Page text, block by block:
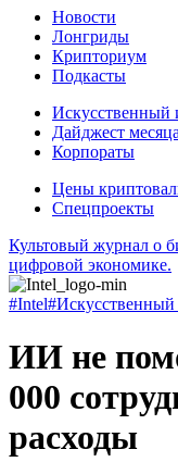
Новости
Лонгриды
Крипториум
Подкасты
Искусственный
Дайджест месяца
Корпораты
Цены
Спецпроекты
Культовый журнал о
цифровой экономике.
#Intel#Искусственный
ИИ не
000
расходы